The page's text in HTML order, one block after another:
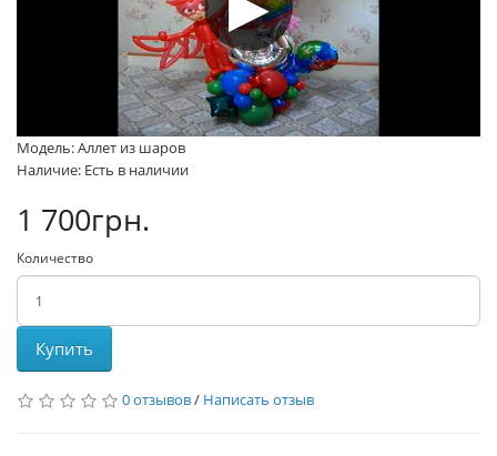
Модель: Аллет из шаров
Наличие: Есть в наличии
1 700грн.
Количество
Купить
0 отзывов/ Написать отзыв